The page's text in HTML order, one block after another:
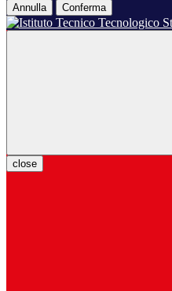
Annulla Conferma
close